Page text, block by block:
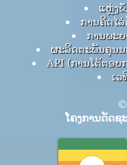
ແຫຼ່ງ
ການຄິດໄ
ການພະ
ຜະລິດຕະພັນຄຸນນ
API (ການໂຕ້ຕອ
ເ
©
ໂຄງການດັດຊ